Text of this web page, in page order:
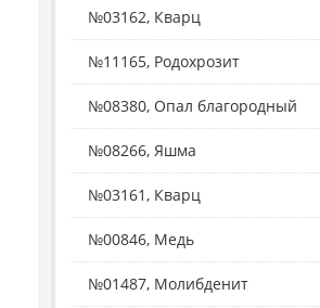
№03162, Кварц
№11165, Родохрозит
№08380, Опал благородный
№08266, Яшма
№03161, Кварц
№00846, Медь
№01487, Молибденит